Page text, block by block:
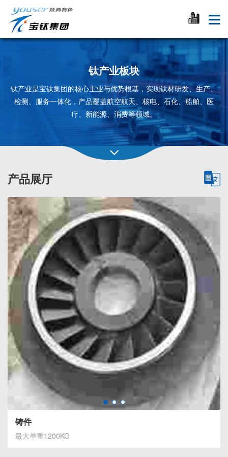
钛产业板块
钛产业是宝钛集团的核心主业与优势根基，实现钛材研发、生产、
检测、服务一体化，产品覆盖航空航天、核电、石化、船舶、医
疗、新能源、消费等领域。
产品展厅
铸件
最大单重1200KG